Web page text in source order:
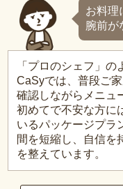
お料理
腕前が
「プロのシェフ」の
CaSyでは、普段ご
確認しながらメニュ
初めてで不安な方に
いるパッケージプラ
間を短縮し、自信を
を整えています。